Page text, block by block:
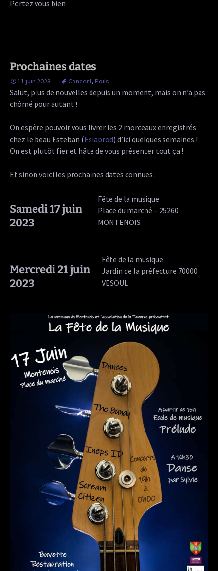
Portez vous bien
Prochaines dates
11 juin 2023 Concert, Poils
Salut, plus de nouvelles depuis un moment, mais on n’a pas
chômé pour autant !
On espère pouvoir vous livrer les 2 morceaux enregistrés
chez le beau Esteban (Esiaprod) d’ici quelques semaines !
On est plutôt fier et hâte de vous présenter tout ça !
Et sinon voici les prochaines dates connues :
Samedi 17 juin
2023
Fête de la musique
Place du marché – 25260
MONTENOIS
Mercredi 21 juin
2023
Fête de la musique
Jardin de la préfecture 70000
VESOUL